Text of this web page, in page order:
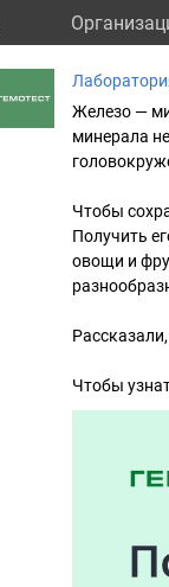
Железо —
минерала
Чтобы
Получить
овощи и
Чтобы